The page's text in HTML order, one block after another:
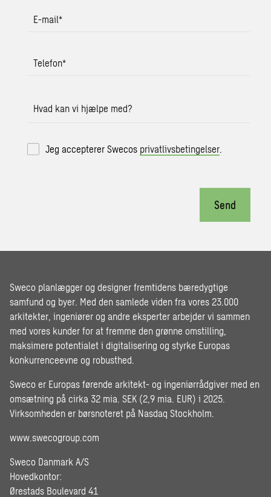
E-mail*
Telefon*
Hvad kan vi hjælpe med?
Jeg accepterer Swecos privatlivsbetingelser
Send
Sweco planlægger og designer fremtidens bæredygtige
samfund og byer. Med den samlede viden fra vores 23.000
arkitekter, ingeniører og andre eksperter arbejder vi sammen
med vores kunder for at fremme den grønne omstilling,
maksimere potentialet i digitalisering og styrke Europas
konkurrenceevne og robusthed.
Sweco er Europas førende arkitekt- og ingeniørrådgiver med en
omsætning på cirka 32 mia. SEK (2,9 mia. EUR) i 2025.
Virksomheden er børsnoteret på Nasdaq Stockholm.
www.swecogroup.com
Sweco Danmark A/S
Hovedkontor:
Ørestads Boulevard 41